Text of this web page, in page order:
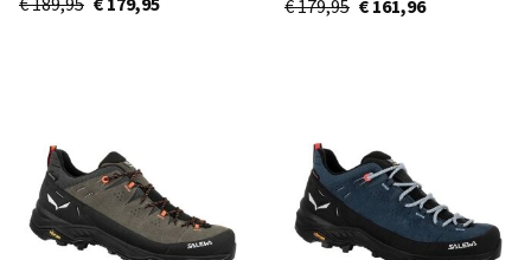
€ 179,95 € 161,96